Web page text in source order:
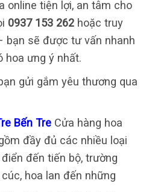
online tiện lợi, an tâm cho
0937 153 262 hoặc truy
bạn sẽ được tư vấn nhanh
hoa ưng ý nhất.
gửi gắm yêu thương qua
Bến Tre Cửa hàng hoa
đầy đủ các nhiều loại
đến tiến bộ, trường
hoa lan đến những